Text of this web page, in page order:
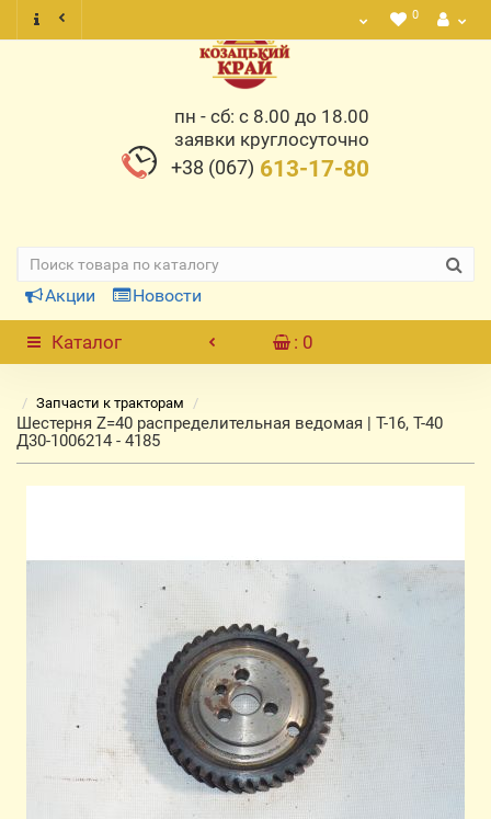
0
пн - сб: с 8.00 до 18.00
заявки круглосуточно
+38 (067) 613-17-80
Акции Новости
Каталог : 0
Запчасти к тракторам
Шестерня Z=40 распределительная ведомая | Т-16, Т-40
Д30-1006214 - 4185